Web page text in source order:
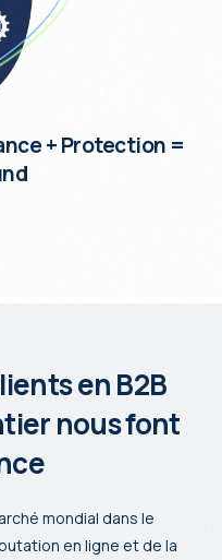
+ Protection =
en B2B
nous font
mondial dans le
en ligne et de la